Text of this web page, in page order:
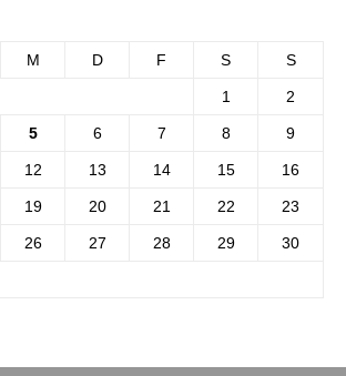
M D F S S
1 2
5 6 7 8 9
12 13 14 15 16
19 20 21 22 23
26 27 28 29 30